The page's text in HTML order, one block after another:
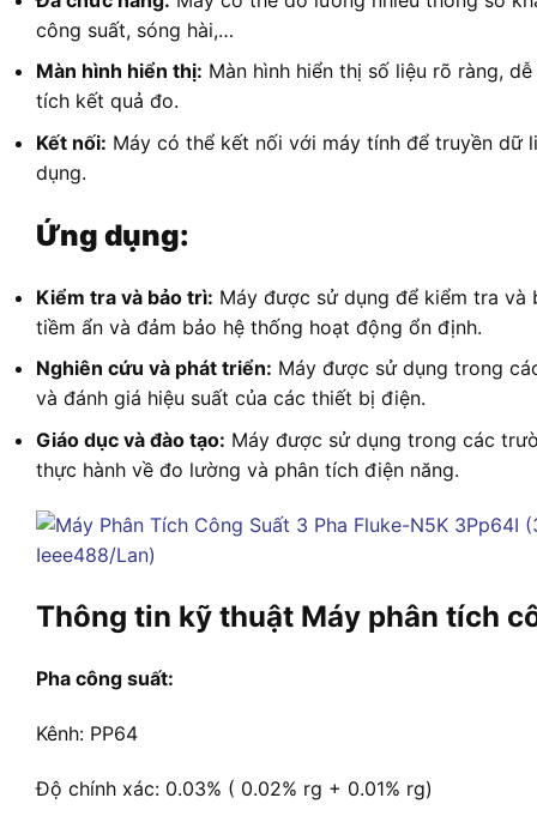
công suất, sóng hài,…
Màn hình hiển thị: Màn hình hiển thị số liệu rõ ràng,
tích kết quả đo.
Kết nối: Máy có thể kết nối với máy tính để truyền dữ
dụng.
Ứng dụng:
Kiểm tra và bảo trì: Máy được sử dụng để kiểm tra
tiềm ẩn và đảm bảo hệ thống hoạt động ổn định.
Nghiên cứu và phát triển: Máy được sử dụng trong
và đánh giá hiệu suất của các thiết bị điện.
Giáo dục và đào tạo: Máy được sử dụng trong các
thực hành về đo lường và phân tích điện năng.
Thông tin kỹ thuật Máy phân tích
Pha công suất:
Kênh: PP64
Độ chính xác: 0.03% ( 0.02% rg + 0.01% rg)